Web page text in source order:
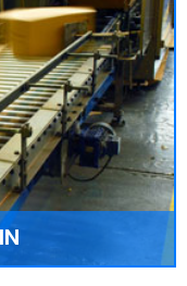
país sigue en
este año según